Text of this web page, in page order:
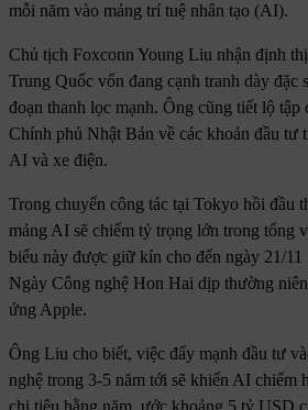
mỗi năm vào mảng trí tuệ nhân tạo (AI).
Chủ tịch Foxconn Young Liu nhận định
Trung Quốc vốn đang cạnh tranh dày đặc
đoạn thanh lọc mạnh. Ông cũng tiết lộ tập
Chính phủ Nhật Bản về các khoản đầu tư
AI và xe điện.
Trong chuyến công tác tại Tokyo hồi đầu
mảng AI sẽ chiếm tỷ trọng lớn trong tổng
biểu này được giữ kín cho đến ngày 21/
Ngày Công nghệ Hon Hai dịp thường
ứng Apple.
Ông Liu cho biết, việc đẩy mạnh đầu tư
nghệ trong 3-5 năm tới sẽ khiến AI chiếm